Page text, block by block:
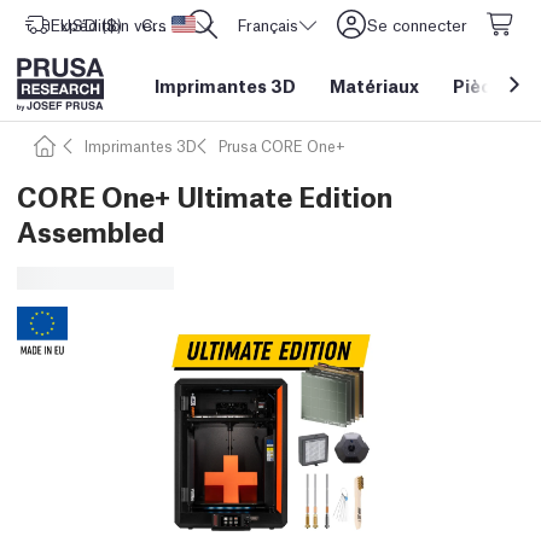
Expédition vers Etats-Unis d'Amérique
USD ($) CORE One L: Maintenant en stock ! Français Se connecter
Imprimantes 3D Matériaux Pièces&
Imprimantes 3D Prusa CORE One+
CORE One+ Ultimate Edition
Assembled